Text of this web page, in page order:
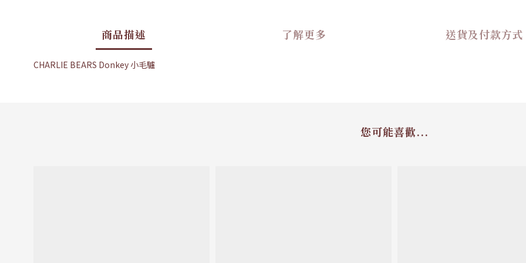
商品描述 了解更多 送貨及付款方式
CHARLIE BEARS Donkey 小毛驢
您可能喜歡...